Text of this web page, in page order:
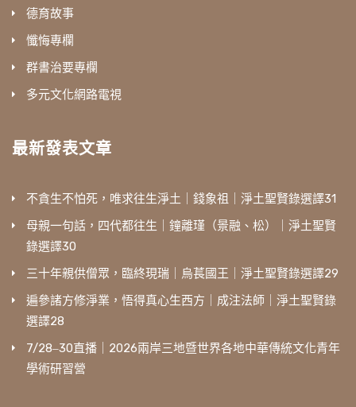
德育故事
懺悔專欄
群書治要專欄
多元文化網路電視
最新發表文章
不貪生不怕死，唯求往生淨土｜錢象祖｜淨土聖賢錄選譯31
母親一句話，四代都往生｜鐘離瑾（景融、松）｜淨土聖賢
錄選譯30
三十年親供僧眾，臨終現瑞｜烏萇國王｜淨土聖賢錄選譯29
遍參諸方修淨業，悟得真心生西方｜成注法師｜淨土聖賢錄
選譯28
7/28‒30直播｜2026兩岸三地暨世界各地中華傳統文化青年
學術研習營